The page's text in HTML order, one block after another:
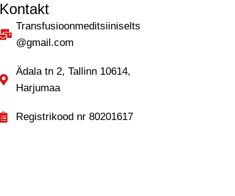
Kontakt
Transfusioonmeditsiiniselts
@gmail.com
Ädala tn 2, Tallinn 10614,
Harjumaa
Registrikood nr 80201617